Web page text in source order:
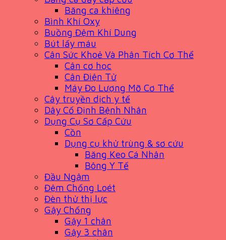
Băng ca khiêng
Bình Khí Oxy
Buồng Đệm Khí Dung
Bút lấy máu
Cân Sức Khoẻ Và Phân Tích Cơ Thể
Cân cơ học
Cân Điện Tử
Máy Đo Lượng Mỡ Cơ Thể
Cây truyền dịch y tế
Dây Cố Định Bệnh Nhân
Dụng Cụ Sơ Cấp Cứu
Cồn
Dụng cụ khử trùng & sơ cứu
Băng Keo Cá Nhân
Bông Y Tế
Đầu Ngậm
Đệm Chống Loét
Đèn thử thị lực
Gậy Chống
Gậy 1 chân
Gậy 3 chân